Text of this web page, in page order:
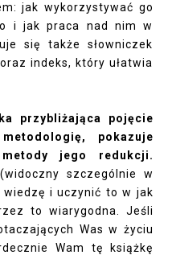
jak wykorzystywać go
i jak praca nad nim w
się także słowniczek
indeks, który ułatwia
przybliżająca pojęcie
pokazuje
metody jego redukcji.
szczególnie w
i uczynić to w jak
to wiarygodna. Jeśli
Was w życiu
Wam tę książkę